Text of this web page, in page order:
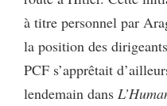
à titre personnel par
la position des
PCF s’apprêtait
lendemain dans